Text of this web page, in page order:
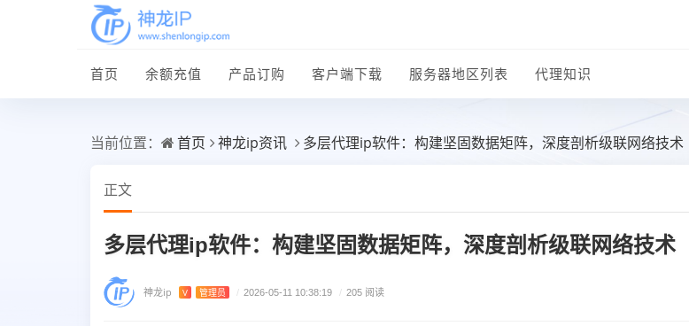
首页 余额充值 产品订购 客户端下载 服务器地区列表 代理知识
当前位置： 首页 神龙ip资讯 多层代理ip软件：构建坚固数据矩阵，深度剖析级联网络技术
正文
多层代理ip软件：构建坚固数据矩阵，深度剖析级联网络技术
神龙ip V 管理员 / 2026-05-11 10:38:19 / 205 阅读